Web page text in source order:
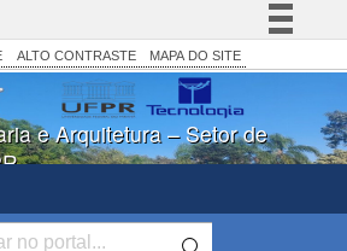
Simplifique!
Comunica BR
Participe
Acesso à informação
Canais
ALTO CONTRASTE MAPA DO SITE
e Arquitetura – Setor de